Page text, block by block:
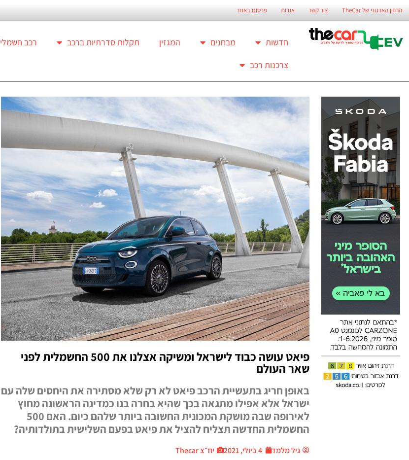
החזון הארגוני של TheCar צור קשר אודות פרסום באתר
חדשות מבחנים המגזין תקלות סדרתיות ברכב רכב חשמלי
צרכנות רכב
פיאט עושה כבוד לישראל ומשיקה אצלנו את 500 החשמלית לפני
שאר העולם
באופן חריג בתעשיית הרכב פיאט לא רק שלא מסתירה את היחסים שלה עם
ישראל אלא אפילו מתגאה בכך שהיא בחרה בנו כמדינה הראשונה מחוץ
לאירופה שבה מושקת המכונית החשובה ביותר שלהם כיום. האם 500
החשמלית החדשה תצליח להציל את פיאט בפעם השלישית בתולדותיה?
גיל מלמד 4 ביולי, 2021 יח״צ Thecar